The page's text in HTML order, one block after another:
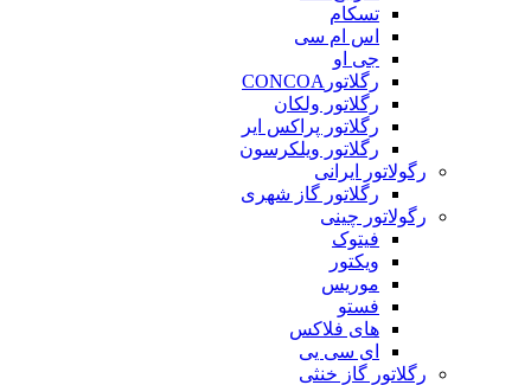
تسکام
اس ام سی
جی او
رگلاتورCONCOA
رگلاتور ولکان
رگلاتور پراکس ایر
رگلاتور ویلکرسون
رگولاتور ایرانی
رگلاتور گاز شهری
رگولاتور چینی
فیتوک
ویکتور
موریس
فستو
های فلاکس
ای سی یی
رگلاتور گاز خنثی